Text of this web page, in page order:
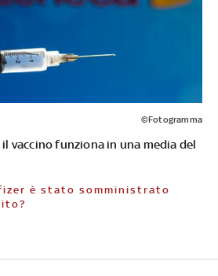
©Fotogramma
il vaccino funziona in una media del